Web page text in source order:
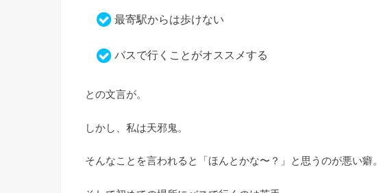
最寄駅からは歩けない
バスで行くことがオススメする
との文言が。
しかし、私は天邪鬼。
そんなことを言われると「ほんとかな〜？」と思うのが悪い癖。